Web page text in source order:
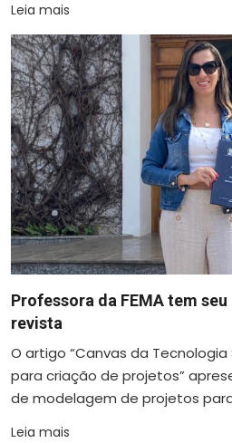
Leia mais
Professora da FEMA tem
revista
O artigo “Canvas da
para criação de projetos”
de modelagem de projetos para
Leia mais